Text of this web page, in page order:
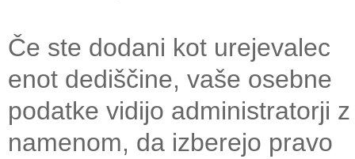
Če ste dodani kot urejevalec
enot dediščine, vaše osebne
podatke vidijo administratorji z
namenom, da izberejo pravo